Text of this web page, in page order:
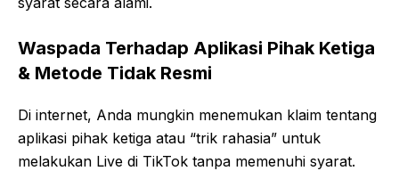
Waspada Terhadap Aplikasi Pihak Ketiga
& Metode Tidak Resmi
Di internet, Anda mungkin menemukan klaim tentang
aplikasi pihak ketiga atau “trik rahasia” untuk
melakukan Live di TikTok tanpa memenuhi syarat.